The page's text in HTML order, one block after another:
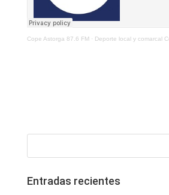
Cope Astorga 87.6 FM· Deporte local y comarcal Cope
Entradas recientes